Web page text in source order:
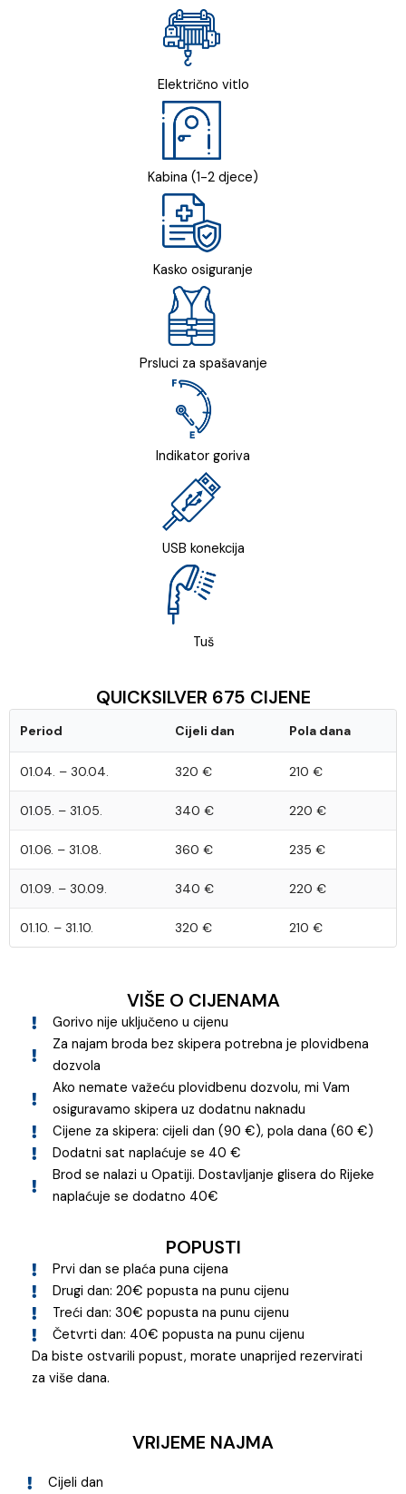
Električno vitlo
Kabina (1-2 djece)
Kasko osiguranje
Prsluci za spašavanje
Indikator goriva
USB konekcija
Tuš
QUICKSILVER 675 CIJENE
Period Cijeli dan Pola dana
01.04. – 30.04. 320 € 210 €
01.05. – 31.05. 340 € 220 €
01.06. – 31.08. 360 € 235 €
01.09. – 30.09. 340 € 220 €
01.10. – 31.10. 320 € 210 €
VIŠE O CIJENAMA
Gorivo nije uključeno u cijenu
Za najam broda bez skipera potrebna je plovidbena
dozvola
Ako nemate važeću plovidbenu dozvolu, mi Vam
osiguravamo skipera uz dodatnu naknadu
Cijene za skipera: cijeli dan (90 €), pola dana (60 €)
Dodatni sat naplaćuje se 40 €
Brod se nalazi u Opatiji. Dostavljanje glisera do Rijeke
naplaćuje se dodatno 40€
POPUSTI
Prvi dan se plaća puna cijena
Drugi dan: 20€ popusta na punu cijenu
Treći dan: 30€ popusta na punu cijenu
Četvrti dan: 40€ popusta na punu cijenu
Da biste ostvarili popust, morate unaprijed rezervirati
za više dana.
VRIJEME NAJMA
Cijeli dan